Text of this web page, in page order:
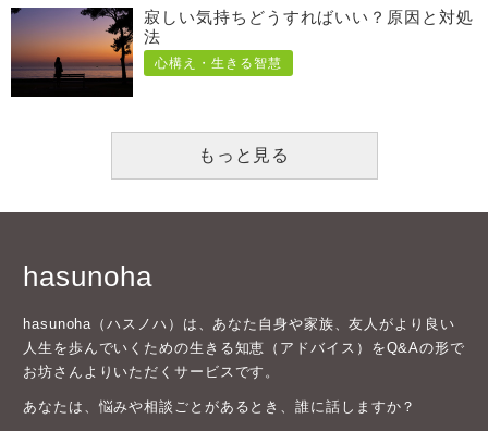
寂しい気持ちどうすればいい？原因と対処
法
心構え・生きる智慧
もっと見る
hasunoha
hasunoha（ハスノハ）は、あなた自身や家族、友人がより良い
人生を歩んでいくための生きる知恵（アドバイス）をQ&Aの形で
お坊さんよりいただくサービスです。
あなたは、悩みや相談ごとがあるとき、誰に話しますか？